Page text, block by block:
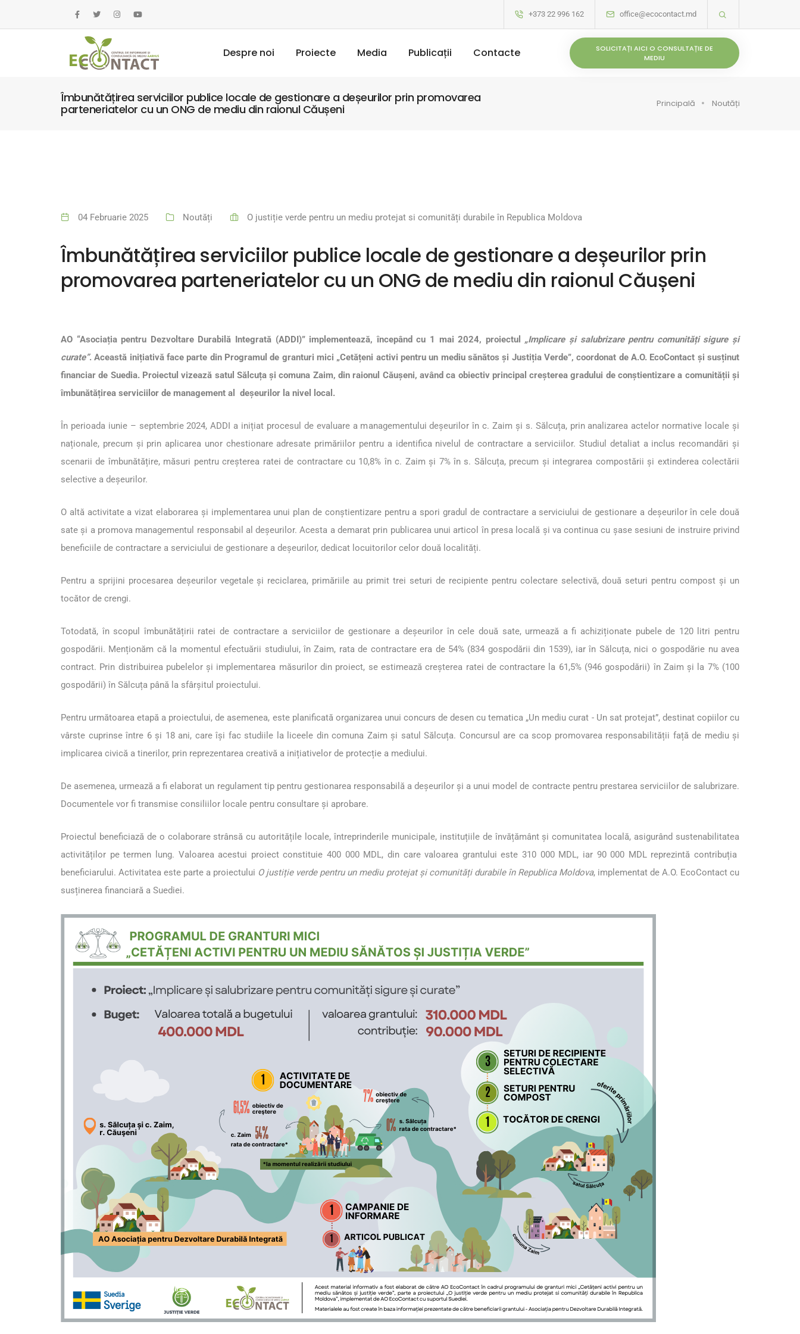
+373 22 996 162 office@ecocontact.md
Despre noi Proiecte Media Publicații Contacte
SOLICITAȚI AICI O CONSULTAȚIE DE
MEDIU
Îmbunătățirea serviciilor publice locale de gestionare a deșeurilor prin promovarea
parteneriatelor cu un ONG de mediu din raionul Căușeni
Principală Noutăți
04 Februarie 2025 Noutăți O justiție verde pentru un mediu protejat si comunități durabile în Republica Moldova
Îmbunătățirea serviciilor publice locale de gestionare a deșeurilor prin
promovarea parteneriatelor cu un ONG de mediu din raionul Căușeni
AO “Asociația pentru Dezvoltare Durabilă Integrată (ADDI)” implementează, începând cu 1 mai 2024, proiectul „Implicare și salubrizare pentru comunități sigure și
curate”. Această inițiativă face parte din Programul de granturi mici „Cetățeni activi pentru un mediu sănătos și Justiția Verde”, coordonat de A.O. EcoContact și susținut
financiar de Suedia. Proiectul vizează satul Sălcuța și comuna Zaim, din raionul Căușeni, având ca obiectiv principal creșterea gradului de conștientizare a comunității și
îmbunătățirea serviciilor de management al deșeurilor la nivel local.
În perioada iunie – septembrie 2024, ADDI a inițiat procesul de evaluare a managementului deșeurilor în c. Zaim și s. Sălcuța, prin analizarea actelor normative locale și
naționale, precum și prin aplicarea unor chestionare adresate primăriilor pentru a identifica nivelul de contractare a serviciilor. Studiul detaliat a inclus recomandări și
scenarii de îmbunătățire, măsuri pentru creșterea ratei de contractare cu 10,8% în c. Zaim și 7% în s. Sălcuța, precum și integrarea compostării și extinderea colectării
selective a deșeurilor.
O altă activitate a vizat elaborarea și implementarea unui plan de conștientizare pentru a spori gradul de contractare a serviciului de gestionare a deșeurilor în cele două
sate și a promova managementul responsabil al deșeurilor. Acesta a demarat prin publicarea unui articol în presa locală și va continua cu șase sesiuni de instruire privind
beneficiile de contractare a serviciului de gestionare a deșeurilor, dedicat locuitorilor celor două localități.
Pentru a sprijini procesarea deșeurilor vegetale și reciclarea, primăriile au primit trei seturi de recipiente pentru colectare selectivă, două seturi pentru compost și un
tocător de crengi.
Totodată, în scopul îmbunătățirii ratei de contractare a serviciilor de gestionare a deșeurilor în cele două sate, urmează a fi achiziționate pubele de 120 litri pentru
gospodării. Menționăm că la momentul efectuării studiului, în Zaim, rata de contractare era de 54% (834 gospodării din 1539), iar în Sălcuța, nici o gospodărie nu avea
contract. Prin distribuirea pubelelor și implementarea măsurilor din proiect, se estimează creșterea ratei de contractare la 61,5% (946 gospodării) în Zaim și la 7% (100
gospodării) în Sălcuța până la sfârșitul proiectului.
Pentru următoarea etapă a proiectului, de asemenea, este planificată organizarea unui concurs de desen cu tematica „Un mediu curat - Un sat protejat”, destinat copiilor cu
vârste cuprinse între 6 și 18 ani, care își fac studiile la liceele din comuna Zaim și satul Sălcuța. Concursul are ca scop promovarea responsabilității față de mediu și
implicarea civică a tinerilor, prin reprezentarea creativă a inițiativelor de protecție a mediului.
De asemenea, urmează a fi elaborat un regulament tip pentru gestionarea responsabilă a deșeurilor și a unui model de contracte pentru prestarea serviciilor de salubrizare.
Documentele vor fi transmise consiliilor locale pentru consultare și aprobare.
Proiectul beneficiază de o colaborare strânsă cu autoritățile locale, întreprinderile municipale, instituțiile de învățământ și comunitatea locală, asigurând sustenabilitatea
activităților pe termen lung. Valoarea acestui proiect constituie 400 000 MDL, din care valoarea grantului este 310 000 MDL, iar 90 000 MDL reprezintă contribuția
beneficiarului. Activitatea este parte a proiectului O justiție verde pentru un mediu protejat și comunități durabile în Republica Moldova, implementat de A.O. EcoContact cu
susținerea financiară a Suediei.